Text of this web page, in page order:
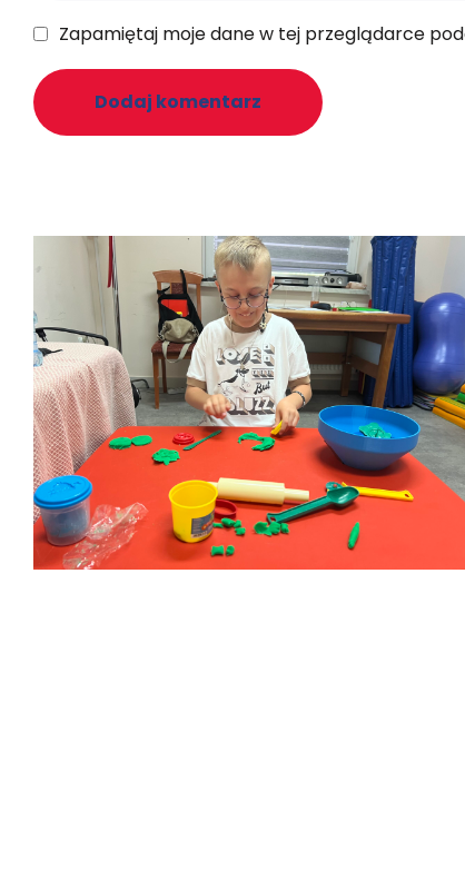
Zapamiętaj moje dane w tej przeglądarce